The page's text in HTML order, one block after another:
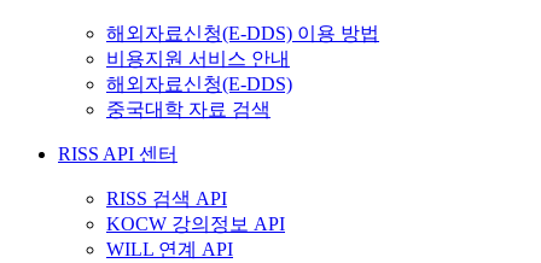
해외자료신청(E-DDS) 이용 방법
비용지원 서비스 안내
해외자료신청(E-DDS)
중국대학 자료 검색
RISS API 센터
RISS 검색 API
KOCW 강의정보 API
WILL 연계 API